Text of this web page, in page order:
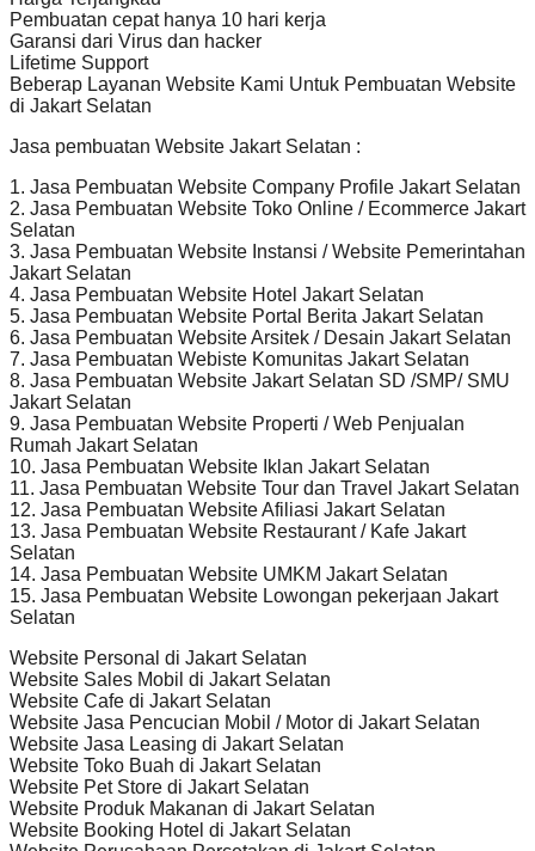
Pembuatan cepat hanya 10 hari kerja
Garansi dari Virus dan hacker
Lifetime Support
Beberap Layanan Website Kami Untuk Pembuatan Website
di Jakart Selatan
Jasa pembuatan Website Jakart Selatan :
1. Jasa Pembuatan Website Company Profile Jakart Selatan
2. Jasa Pembuatan Website Toko Online / Ecommerce Jakart
Selatan
3. Jasa Pembuatan Website Instansi / Website Pemerintahan
Jakart Selatan
4. Jasa Pembuatan Website Hotel Jakart Selatan
5. Jasa Pembuatan Website Portal Berita Jakart Selatan
6. Jasa Pembuatan Website Arsitek / Desain Jakart Selatan
7. Jasa Pembuatan Webiste Komunitas Jakart Selatan
8. Jasa Pembuatan Website Jakart Selatan SD /SMP/ SMU
Jakart Selatan
9. Jasa Pembuatan Website Properti / Web Penjualan
Rumah Jakart Selatan
10. Jasa Pembuatan Website Iklan Jakart Selatan
11. Jasa Pembuatan Website Tour dan Travel Jakart Selatan
12. Jasa Pembuatan Website Afiliasi Jakart Selatan
13. Jasa Pembuatan Website Restaurant / Kafe Jakart
Selatan
14. Jasa Pembuatan Website UMKM Jakart Selatan
15. Jasa Pembuatan Website Lowongan pekerjaan Jakart
Selatan
Website Personal di Jakart Selatan
Website Sales Mobil di Jakart Selatan
Website Cafe di Jakart Selatan
Website Jasa Pencucian Mobil / Motor di Jakart Selatan
Website Jasa Leasing di Jakart Selatan
Website Toko Buah di Jakart Selatan
Website Pet Store di Jakart Selatan
Website Produk Makanan di Jakart Selatan
Website Booking Hotel di Jakart Selatan